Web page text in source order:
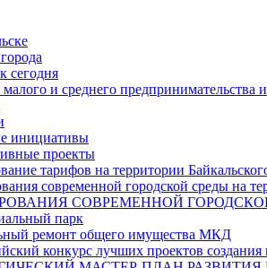
сегодня
малого и среднего предпринимательства
инициативы
проекты
тарифов на территории
современной городской среды на
СОВРЕМЕННОЙ
парк
ремонт общего имущества МКД
конкурс лучших проектов